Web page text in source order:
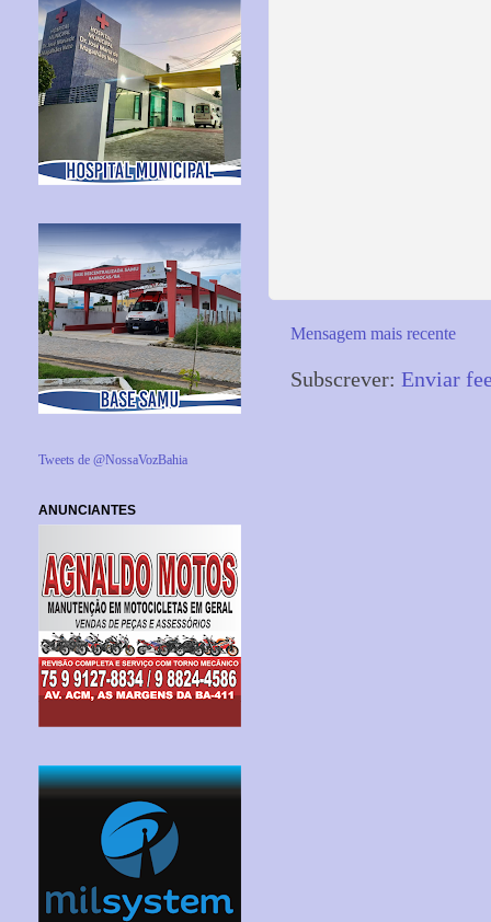
Mensagem mais recente
Subscrever: Enviar
Tweets de @NossaVozBahia
ANUNCIANTES